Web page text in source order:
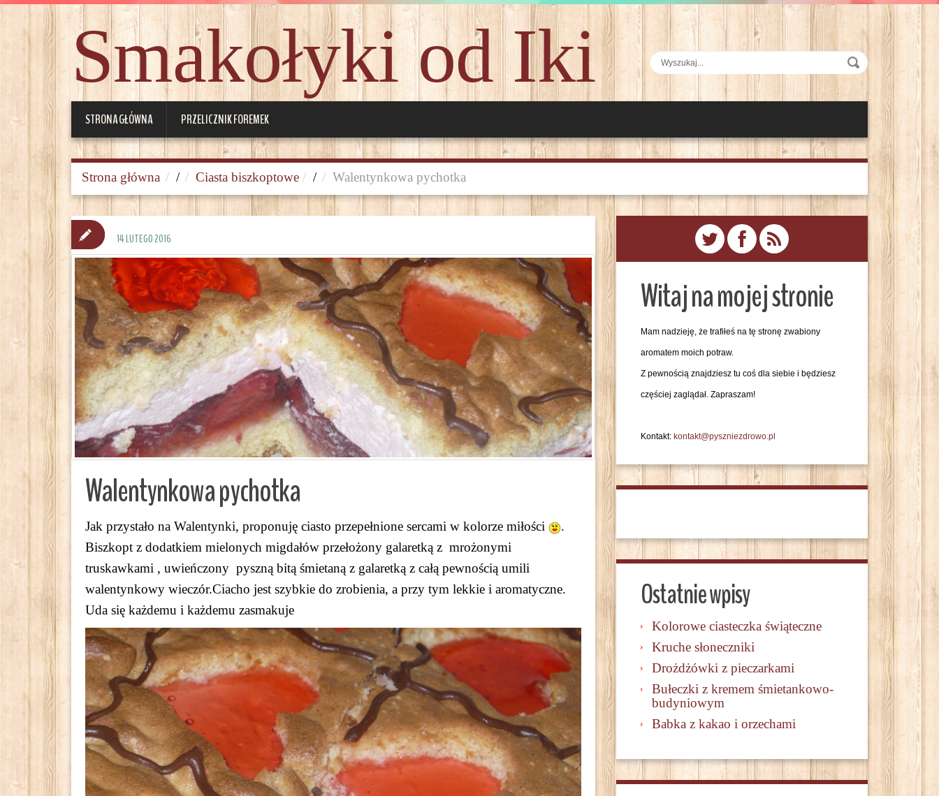
Smakołyki od Iki
STRONA GŁÓWNA PRZELICZNIK FOREMEK
Strona główna / Ciasta biszkoptowe / Walentynkowa pychotka
Walentynkowa pychotka
Jak przystało na Walentynki, proponuję ciasto przepełnione sercami w kolorze miłości
.
Biszkopt z dodatkiem mielonych migdałów przełożony galaretką z mrożonymi
truskawkami , uwieńczony pyszną bitą śmietaną z galaretką z całą pewnością umili
walentynkowy wieczór.Ciacho jest szybkie do zrobienia, a przy tym lekkie i aromatyczne.
Uda się każdemu i każdemu zasmakuje
14 LUTEGO 2016
Witaj na mojej stronie
Mam nadzieję, że trafiłeś na tę stronę zwabiony
aromatem moich potraw.
Z pewnością znajdziesz tu coś dla siebie i będziesz
częściej zaglądał. Zapraszam!
Kontakt: kontakt@pyszniezdrowo.pl
Ostatnie wpisy
Kolorowe ciasteczka świąteczne
Kruche słoneczniki
Drożdżówki z pieczarkami
Bułeczki z kremem śmietankowo-
budyniowym
Babka z kakao i orzechami